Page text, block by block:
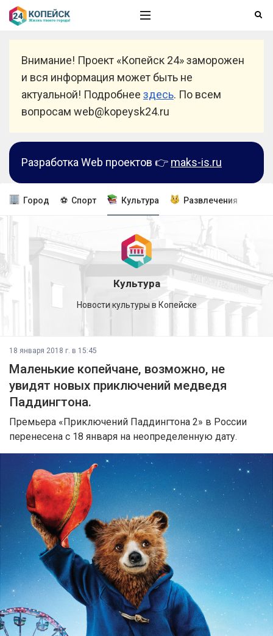
Внимание! Проект «Копейск 24» заморожен
и вся информация может быть не
актуальной! Подробнее здесь. По всем
вопросам web@kopeysk24.ru
Разработка Web проектов 👉 maks-is.ru
Город ⚽ Спорт Культура Развлечения
Культура
Новости культуры в Копейске
18 января 2018 г. в 15:45
Маленькие копейчане, возможно, не
увидят новых приключений медведя
Паддингтона.
Премьера «Приключений Паддингтона 2» в России
перенесена с 18 января на неопределенную дату.